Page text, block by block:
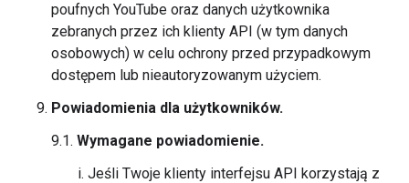
poufnych YouTube oraz danych użytkownika
zebranych przez ich klienty API (w tym danych
osobowych) w celu ochrony przed przypadkowym
dostępem lub nieautoryzowanym użyciem.
Powiadomienia dla użytkowników.
9.1. Wymagane powiadomienie.
Jeśli Twoje klienty interfejsu API korzystają z